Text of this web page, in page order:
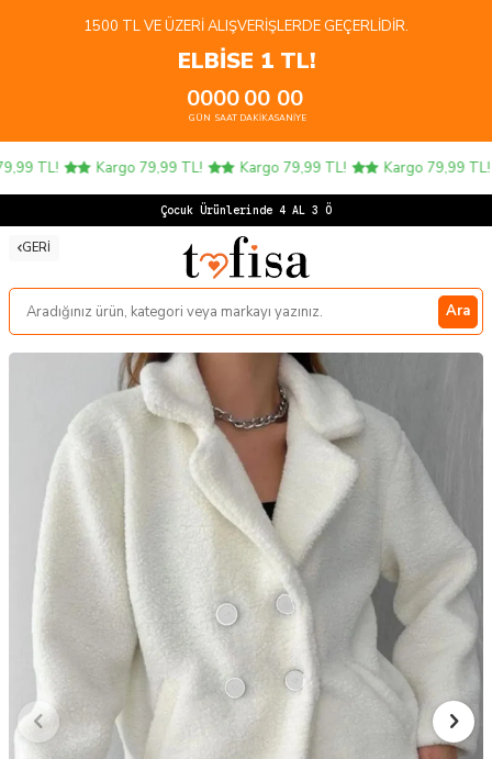
1500 TL VE ÜZERI ALIŞVERIŞLERDE GEÇERLIDIR.
ELBİSE 1 TL!
00
GÜN
00
SAAT
00
DAKIKA
00
SANIYE
TL! Kargo 79,99 TL! Kargo 79,99 TL! Kargo 79,99 TL!
Çocuk Ürünlerinde 4 AL 3 ÖDE
GERI
Ara